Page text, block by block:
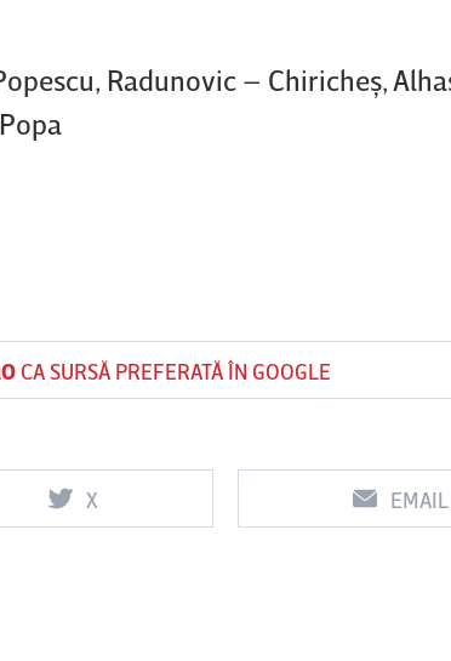
Radunovic – Chiricheş,
CA SURSĂ PREFERATĂ ÎN GOOGLE
X EMAIL